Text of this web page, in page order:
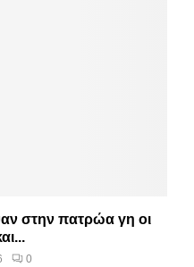
στην πατρώα γη οι
0